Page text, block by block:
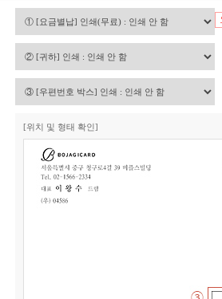
[위치 및 형태 확인]